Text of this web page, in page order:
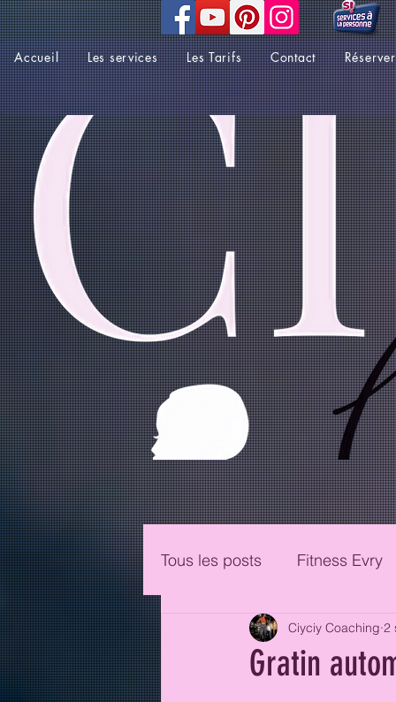
Accueil Les services Les Tarifs Contact
Tous les posts Fitness Evry
Gratin
Ciyciy Coaching 2